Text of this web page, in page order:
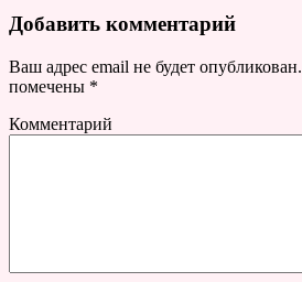
Добавить комментарий
Ваш адрес email не будет опубликован.
помечены *
Комментарий